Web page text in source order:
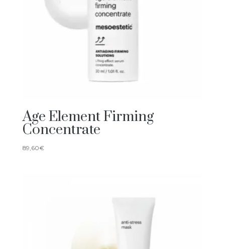
Age Element Firming
Concentrate
89,60€